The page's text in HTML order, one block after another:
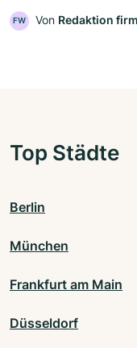
FW Von Redaktion
Top Städte
Berlin
München
Frankfurt am Main
Düsseldorf